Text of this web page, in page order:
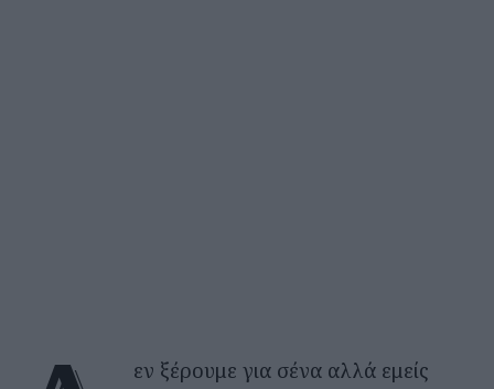
εν ξέρουμε για σένα αλλά εμείς